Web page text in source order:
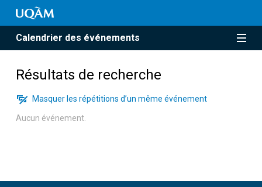
Calendrier des événements
Résultats de recherche
Masquer les répétitions d’un même événement
Aucun événement.